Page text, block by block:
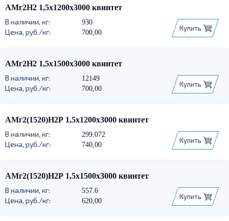
АМг2Н2 1,5х1200х3000 квинтет
930
700,00
Купить
АМг2Н2 1,5х1500х3000 квинтет
12149
700,00
Купить
АМг2(1520)Н2Р 1,5х1200х3000 квинтет
299.072
740,00
Купить
АМг2(1520)Н2Р 1,5х1500х3000 квинтет
557.6
620,00
Купить